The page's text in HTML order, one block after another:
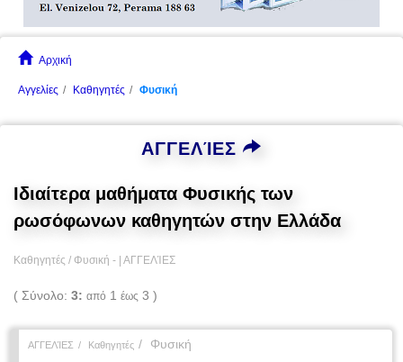
Αρχική
Αγγελίες Καθηγητές Φυσική
ΑΓΓΕΛΊΕΣ
Ιδιαίτερα μαθήματα Φυσικής των
ρωσόφωνων καθηγητών στην Ελλάδα
Καθηγητές / Φυσική - | ΑΓΓΕΛΊΕΣ
( Σύνολο: 3: από 1 έως 3 )
ΑΓΓΕΛΊΕΣ Καθηγητές Φυσική